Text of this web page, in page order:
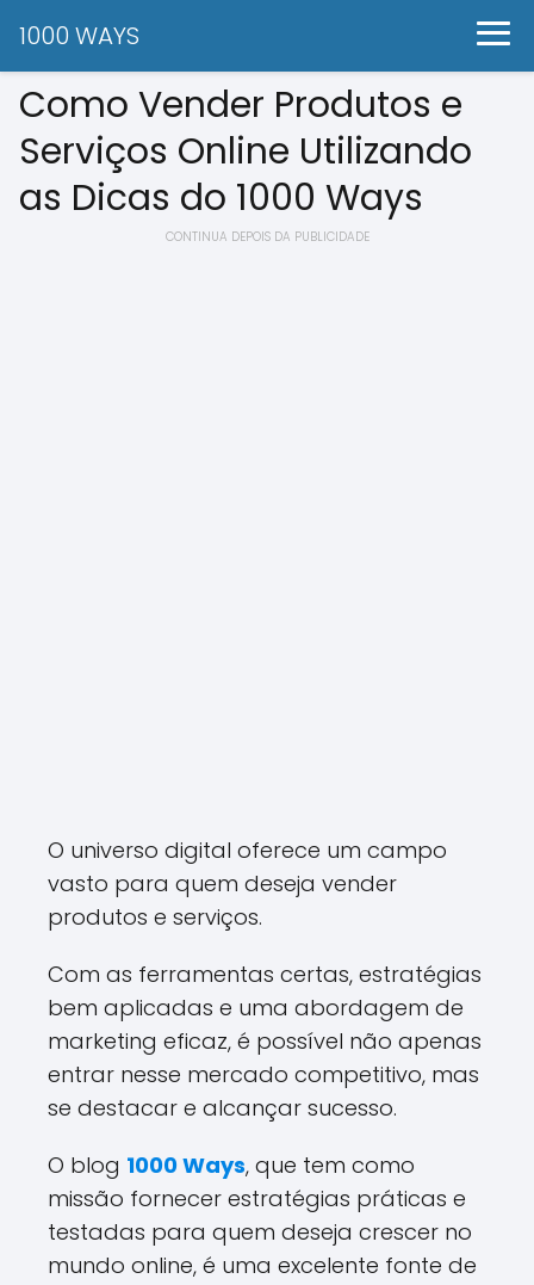
1000 WAYS
Como Vender Produtos e
Serviços Online Utilizando
as Dicas do 1000 Ways
CONTINUA DEPOIS DA PUBLICIDADE
O universo digital oferece um campo
vasto para quem deseja vender
produtos e serviços.
Com as ferramentas certas, estratégias
bem aplicadas e uma abordagem de
marketing eficaz, é possível não apenas
entrar nesse mercado competitivo, mas
se destacar e alcançar sucesso.
O blog 1000 Ways, que tem como
missão fornecer estratégias práticas e
testadas para quem deseja crescer no
mundo online, é uma excelente fonte de